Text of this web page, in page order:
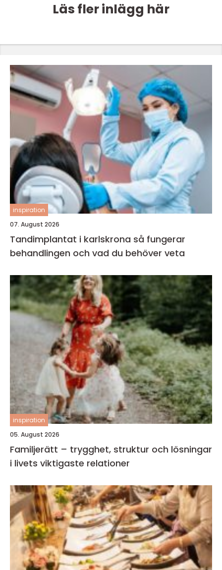
Läs fler inlägg här
inspiration
07. August 2026
Tandimplantat i karlskrona så fungerar
behandlingen och vad du behöver veta
inspiration
05. August 2026
Familjerätt – trygghet, struktur och lösningar
i livets viktigaste relationer